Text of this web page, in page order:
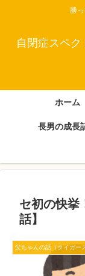
勝
自閉症スペ
ホーム
長男の成長
セ初の快挙
話】
父ちゃんの話（タイガー